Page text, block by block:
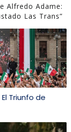
Alfredo Adame:
Las Trans”
Triunfo de